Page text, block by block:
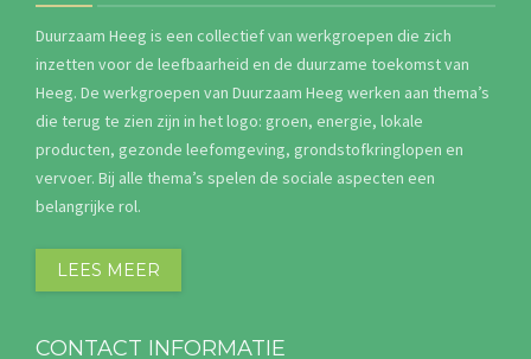
Duurzaam Heeg is een collectief van werkgroepen die zich
inzetten voor de leefbaarheid en de duurzame toekomst van
Heeg. De werkgroepen van Duurzaam Heeg werken aan thema’s
die terug te zien zijn in het logo: groen, energie, lokale
producten, gezonde leefomgeving, grondstofkringlopen en
vervoer. Bij alle thema’s spelen de sociale aspecten een
belangrijke rol.
LEES MEER
CONTACT INFORMATIE